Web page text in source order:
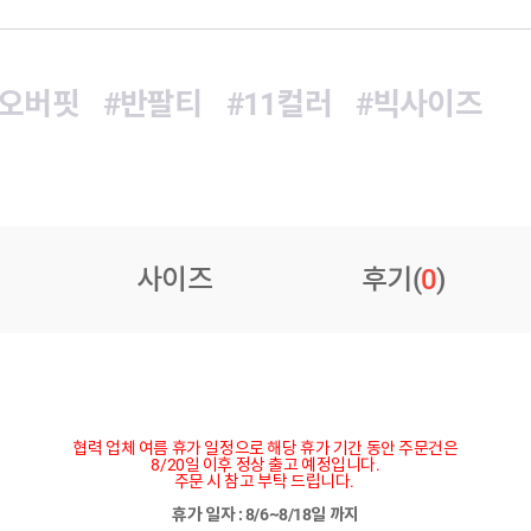
버핏 #반팔티 #11컬러 #빅사이즈
사이즈 후기(0)
협력 업체 여름 휴가 일정으로 해당 휴가 기간 동안 주문건은
8/20일 이후 정상 출고 예정입니다.
주문 시 참고 부탁 드립니다.
휴가 일자 : 8/6~8/18일 까지